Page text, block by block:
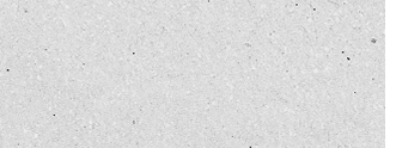
MOON Spinner Cap for Motorcycle
ベント付き